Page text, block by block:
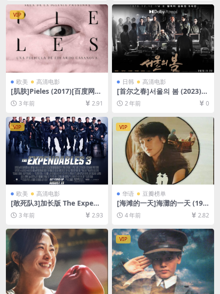
VIP
欧美 高清电影
[肌肤]Pieles (2017)[百度网盘
+夸克网盘1080P超清未删减
资源][网盘在线播放/下载][MP
3 年前 2.91
日韩 高清电影
[首尔之春]서울의 봄 (2023)
[百度网盘+夸克网盘1080P超
清未删减资源][网盘在线播放/
2 年前 0
VIP
欧美 高清电影
[敢死队3]加长版 The Expend
ables 3 (2014)[百度网盘+迅
雷云盘资源1080P超清未删减]
[MP4/7.6GB][中英字幕]
3 年前 2.93
VIP
华语 豆瓣榜单
[海滩的一天]海灘的一天 (198
3)[百度网盘+迅雷云盘资源10
80P超清未删减][MP4/10GB]
[中文字幕]
4 年前 2.82
VIP